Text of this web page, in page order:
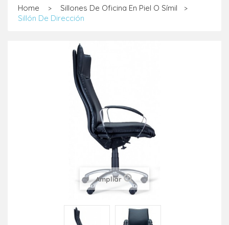
Home > Sillones De Oficina En Piel O Símil >
Sillón De Dirección
Ampliar